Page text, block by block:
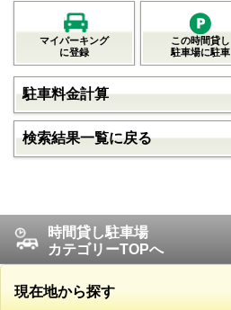
マイパーキング
に登録
この時間貸し
駐車場に駐車
駐車料金計算
検索結果一覧に戻る
時間貸し駐車場
カテゴリーTOPへ
現在地から探す